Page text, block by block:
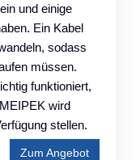
und einige
Ein Kabel
sodass
müssen.
funktioniert,
wird
stellen.
Zum Angebot